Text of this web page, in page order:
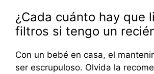
¿Cada cuánto hay que
filtros si tengo un
Con un bebé en casa, el
ser escrupuloso. Olvida la